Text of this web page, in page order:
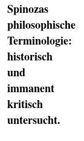
Spinozas
philosophische
Terminologie:
historisch
und
immanent
kritisch
untersucht.